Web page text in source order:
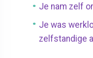
Je nam zelf
Je was
zelfstandige